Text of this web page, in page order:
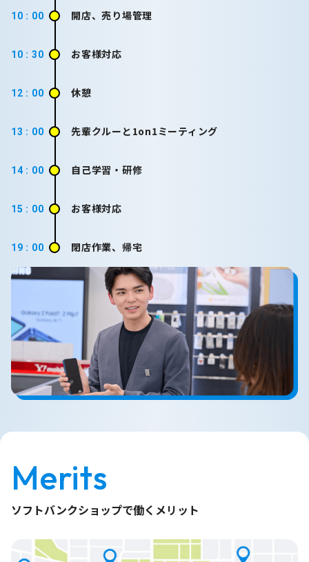
10 : 00 開店、売り場管理
10 : 30 お客様対応
12 : 00 休憩
13 : 00 先輩クルーと1on1ミーティング
14 : 00 自己学習・研修
15 : 00 お客様対応
19 : 00 閉店作業、帰宅
Merits
ソフトバンクショップで働くメリット